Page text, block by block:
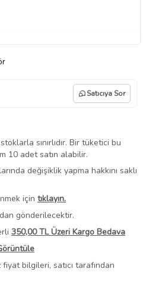
Satıcıya Sor
sınırlıdır. Bir tüketici bu
10 adet satın alabilir.
değişiklik yapma hakkını saklı
için tıklayın.
gönderilecektir.
350,00 TL Üzeri Kargo Bedava
bilgileri, satıcı tarafından